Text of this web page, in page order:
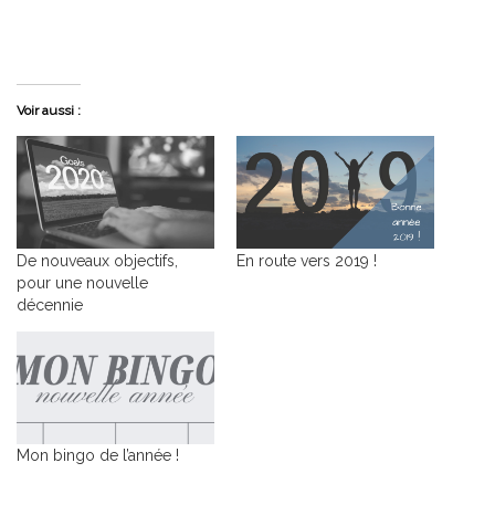
Voir aussi :
De nouveaux objectifs,
pour une nouvelle
décennie
En route vers 2019 !
Mon bingo de l’année !